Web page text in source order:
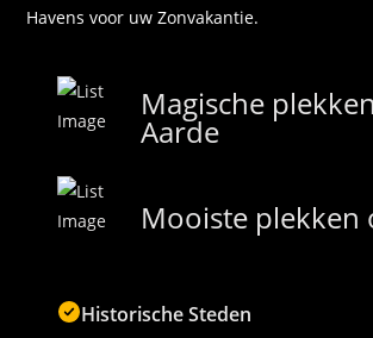
Havens voor uw Zonvakantie.
Magische
Aarde
Mooiste plekken
Historische Steden